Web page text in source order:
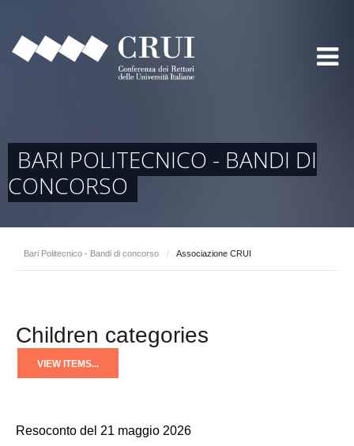
BARI POLITECNICO - BANDI DI
CONCORSO
Bari Politecnico - Bandi di concorso / Associazione CRUI
Children categories
VIEW ITEMS...
Resoconto del 21 maggio 2026